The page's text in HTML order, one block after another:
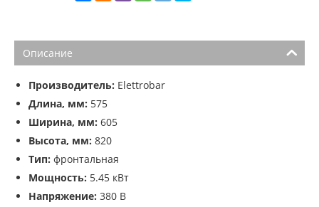
Описание
Производитель: Elettrobar
Длина, мм: 575
Ширина, мм: 605
Высота, мм: 820
Тип: фронтальная
Мощность: 5.45 кВт
Напряжение: 380 В